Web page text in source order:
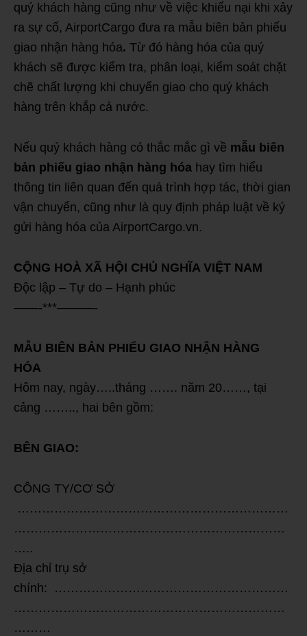
quý khách hàng cũng như về việc khiếu nại khi xảy
ra sự cố, AirportCargo đưa ra mẫu biên bản phiếu
giao nhận hàng hóa. Từ đó hàng hóa của quý
khách sẽ được kiểm tra, phân loại, kiểm soát chặt
chẽ chất lượng khi chuyển giao cho quý khách
hàng trên khắp cả nước.
Nếu quý khách hàng có thắc mắc gì về mẫu biên
bản phiếu giao nhận hàng hóa hay tìm hiểu
thông tin liên quan đến quá trình hợp tác, thời gian
vận chuyển, cũng như là quy định pháp luật về ký
gửi hàng hóa của AirportCargo.vn.
CỘNG HOÀ XÃ HỘI CHỦ NGHĨA VIỆT NAM
Độc lập – Tự do – Hạnh phúc
——-***———-
MẪU BIÊN BẢN PHIẾU GIAO NHẬN HÀNG
HÓA
Hôm nay, ngày…..tháng ……. năm 20……, tại
cảng …….., hai bên gồm:
BÊN GIAO:
CÔNG TY/CƠ SỞ
…………………………………………………………
…………………………………………………………
…..
Địa chỉ trụ sở
chính: …………………………………………………
…………………………………………………………
………